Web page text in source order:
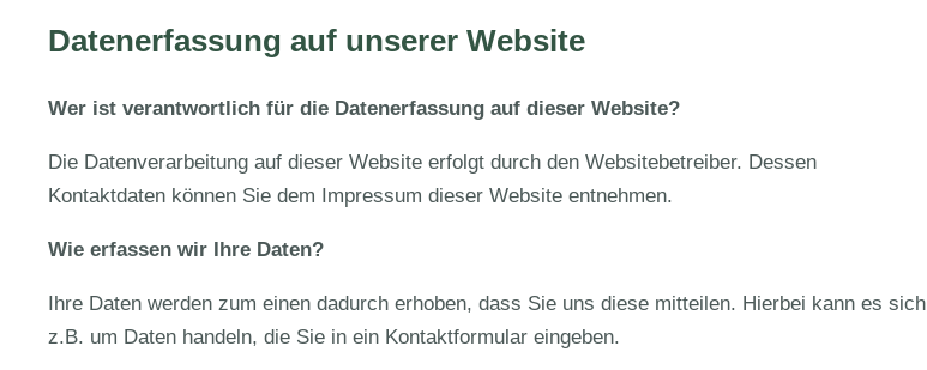
Datenerfassung auf unserer Website
Wer ist verantwortlich für die Datenerfassung auf dieser Website?
Die Datenverarbeitung auf dieser Website erfolgt durch den Websitebetreiber. Dessen
Kontaktdaten können Sie dem Impressum dieser Website entnehmen.
Wie erfassen wir Ihre Daten?
Ihre Daten werden zum einen dadurch erhoben, dass Sie uns diese mitteilen. Hierbei kann es sich
z.B. um Daten handeln, die Sie in ein Kontaktformular eingeben.